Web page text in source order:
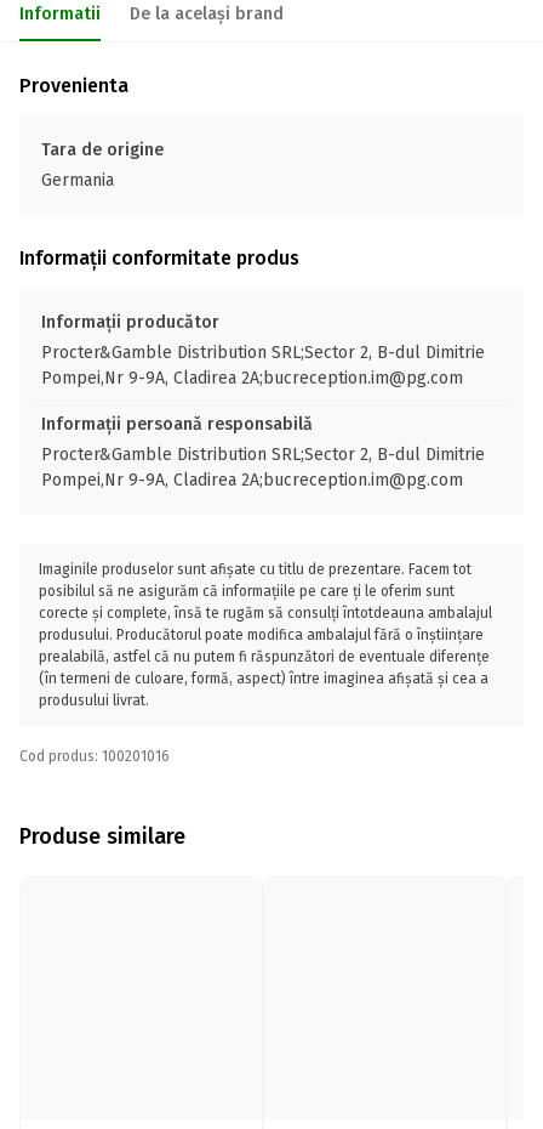
Informatii De la același brand
Provenienta
Tara de origine
Germania
Informații conformitate produs
Informații producător
Procter&Gamble Distribution SRL;Sector 2, B-dul Dimitrie
Pompei,Nr 9-9A, Cladirea 2A;bucreception.im@pg.com
Informații persoană responsabilă
Procter&Gamble Distribution SRL;Sector 2, B-dul Dimitrie
Pompei,Nr 9-9A, Cladirea 2A;bucreception.im@pg.com
Imaginile produselor sunt afișate cu titlu de prezentare. Facem tot
posibilul să ne asigurăm că informațiile pe care ți le oferim sunt
corecte și complete, însă te rugăm să consulți întotdeauna ambalajul
produsului. Producătorul poate modifica ambalajul fără o înștiințare
prealabilă, astfel că nu putem fi răspunzători de eventuale diferențe
(în termeni de culoare, formă, aspect) între imaginea afișată și cea a
produsului livrat.
Cod produs: 100201016
Produse similare